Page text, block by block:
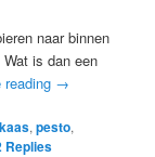
naar binnen
is dan een
reading →
kaas,pesto,
Replies